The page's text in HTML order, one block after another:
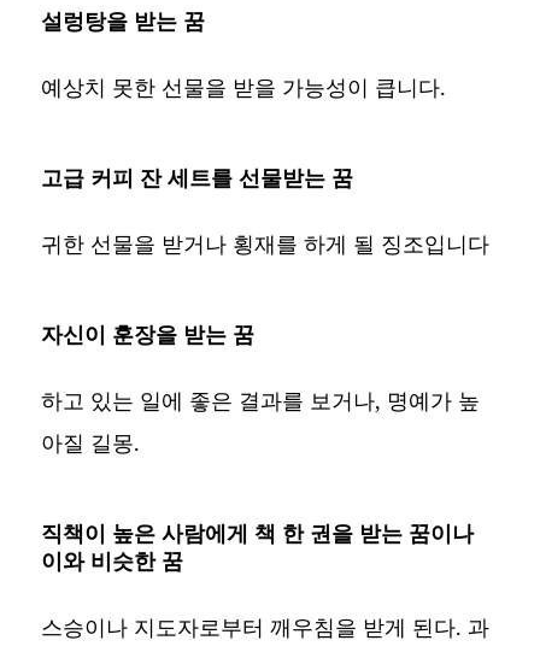
설렁탕을 받는 꿈
예상치 못한 선물을 받을 가능성이 큽니다.
고급 커피 잔 세트를 선물받는 꿈
귀한 선물을 받거나 횡재를 하게 될 징조입니다
자신이 훈장을 받는 꿈
하고 있는 일에 좋은 결과를 보거나, 명예가 높
아질 길몽.
직책이 높은 사람에게 책 한 권을 받는 꿈이나
이와 비슷한 꿈
스승이나 지도자로부터 깨우침을 받게 된다. 과